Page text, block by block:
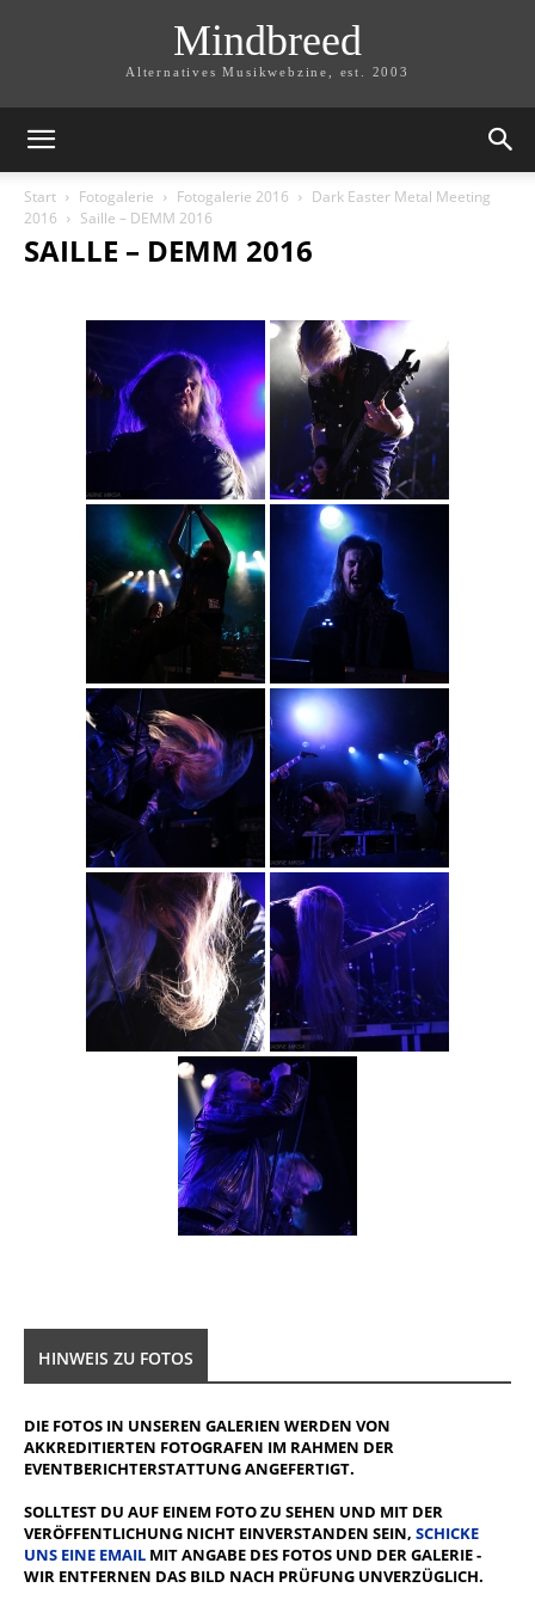
Mindbreed
Alternatives Musikwebzine, est. 2003
Start Fotogalerie Fotogalerie 2016
Dark Easter Metal Meeting
2016
Saille – DEMM 2016
SAILLE – DEMM 2016
HINWEIS ZU FOTOS
DIE FOTOS IN UNSEREN GALERIEN WERDEN VON
AKKREDITIERTEN FOTOGRAFEN IM RAHMEN DER
EVENTBERICHTERSTATTUNG ANGEFERTIGT.
SOLLTEST DU AUF EINEM FOTO ZU SEHEN UND MIT DER
VERÖFFENTLICHUNG NICHT EINVERSTANDEN SEIN, SCHICKE
UNS EINE EMAIL MIT ANGABE DES FOTOS UND DER GALERIE -
WIR ENTFERNEN DAS BILD NACH PRÜFUNG UNVERZÜGLICH.